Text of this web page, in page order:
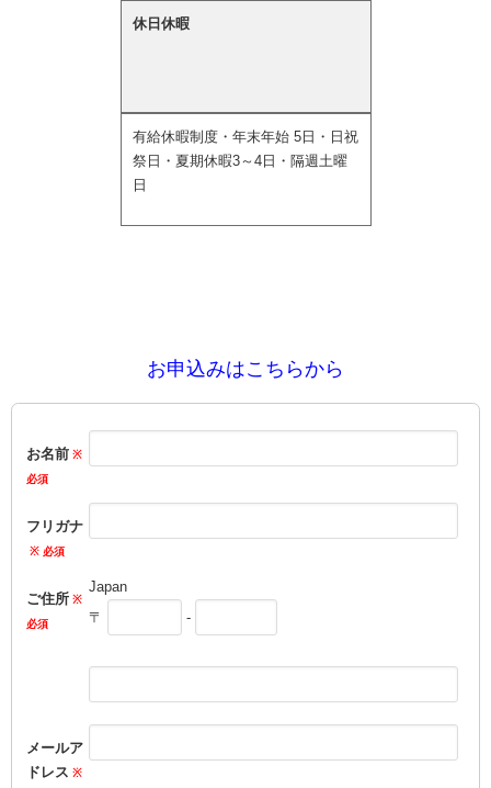
休日休暇
有給休暇制度・年末年始 5日・日祝
祭日・夏期休暇3～4日・隔週土曜
日
お申込みはこちらから
お名前
フリガナ
ご住所
Japan
〒
-
メールア
ドレス